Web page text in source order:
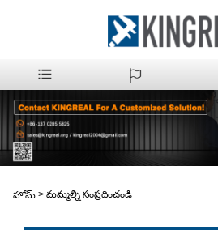
హోమ్ > మమ్మల్ని సంప్రదించండి